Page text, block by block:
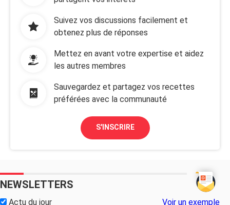
Suivez vos discussions facilement et
obtenez plus de réponses
Mettez en avant votre expertise et aidez
les autres membres
Sauvegardez et partagez vos recettes
préférées avec la communauté
S'INSCRIRE
NEWSLETTERS
Actu du jour Voir un exemple